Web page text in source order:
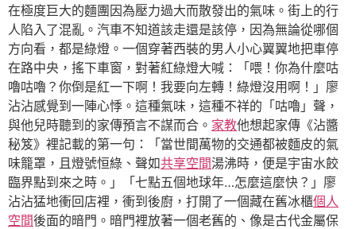
在極度巨大的麵團因為壓力過大而散發出的氣味。街上的行
人陷入了混亂。汽車不知道該走還是該停，因為無論從哪個
方向看，都是綠燈。一個穿著西裝的男人小心翼翼地把車停
在路中央，搖下車窗，對著紅綠燈大喊：「喂！你為什麼咕
嚕咕嚕？你倒是紅一下啊！我要向左轉！綠燈沒用啊！」廖
沾沾感覺到一陣心悸。這種氣味，這種不祥的「咕嚕」聲，
與他兒時聽到的家傳預言不謀而合。 家教他想起家傳《沾醬
秘笈》裡記載的第一句：「當世間萬物的交通都被麵皮的氣
味籠罩，且燈號恒綠、聲如共享空間湯沸時，便是宇宙水餃
臨界點到來之時。」「七點五個地球年…怎麼這麼快？」廖
沾沾猛地衝回店裡，衝到後廚，打開了一個藏在舊冰櫃個人
空間後面的暗門。暗門裡放著一個老舊的、像是古代金屬保